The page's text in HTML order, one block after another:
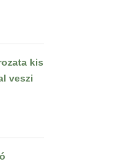
kis
veszi